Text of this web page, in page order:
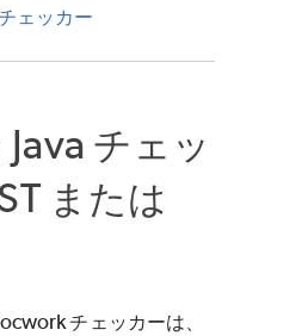
ェッカー
チェッ
または
チェッカーは、